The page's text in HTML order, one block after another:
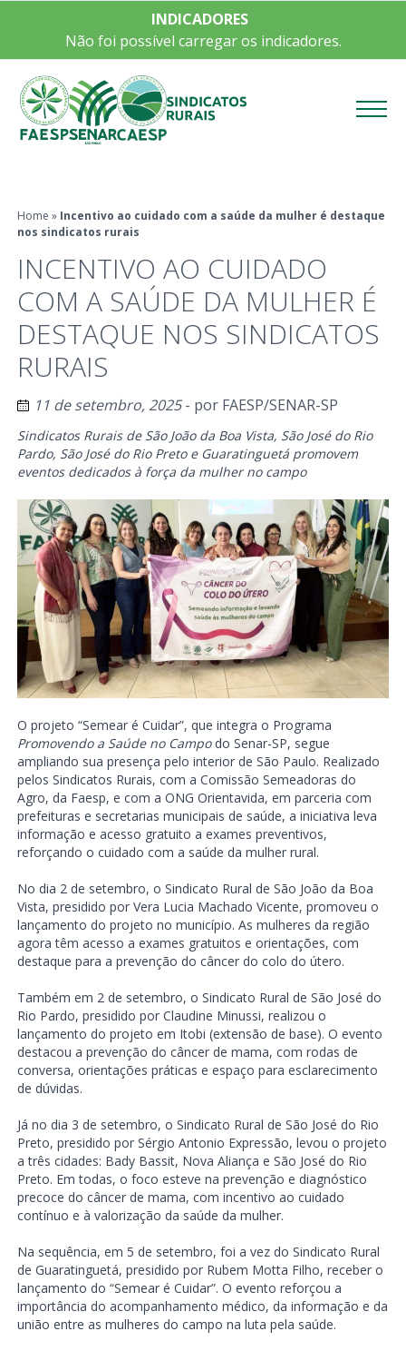
INDICADORES
Não foi possível carregar os indicadores.
Home » Incentivo ao cuidado com a saúde da mulher é destaque
nos sindicatos rurais
INCENTIVO AO CUIDADO
COM A SAÚDE DA MULHER É
DESTAQUE NOS SINDICATOS
RURAIS
11 de setembro, 2025- por FAESP/SENAR-SP
Sindicatos Rurais de São João da Boa Vista, São José do Rio
Pardo, São José do Rio Preto e Guaratinguetá promovem
eventos dedicados à força da mulher no campo
O projeto “Semear é Cuidar”, que integra o Programa
Promovendo a Saúde no Campodo Senar-SP, segue
ampliando sua presença pelo interior de São Paulo. Realizado
pelos Sindicatos Rurais, com a Comissão Semeadoras do
Agro, da Faesp, e com a ONG Orientavida, em parceria com
prefeituras e secretarias municipais de saúde, a iniciativa leva
informação e acesso gratuito a exames preventivos,
reforçando o cuidado com a saúde da mulher rural.
No dia 2 de setembro, o Sindicato Rural de São João da Boa
Vista, presidido por Vera Lucia Machado Vicente, promoveu o
lançamento do projeto no município. As mulheres da região
agora têm acesso a exames gratuitos e orientações, com
destaque para a prevenção do câncer do colo do útero.
Também em 2 de setembro, o Sindicato Rural de São José do
Rio Pardo, presidido por Claudine Minussi, realizou o
lançamento do projeto em Itobi (extensão de base). O evento
destacou a prevenção do câncer de mama, com rodas de
conversa, orientações práticas e espaço para esclarecimento
de dúvidas.
Já no dia 3 de setembro, o Sindicato Rural de São José do Rio
Preto, presidido por Sérgio Antonio Expressão, levou o projeto
a três cidades: Bady Bassit, Nova Aliança e São José do Rio
Preto. Em todas, o foco esteve na prevenção e diagnóstico
precoce do câncer de mama, com incentivo ao cuidado
contínuo e à valorização da saúde da mulher.
Na sequência, em 5 de setembro, foi a vez do Sindicato Rural
de Guaratinguetá, presidido por Rubem Motta Filho, receber o
lançamento do “Semear é Cuidar”. O evento reforçou a
importância do acompanhamento médico, da informação e da
união entre as mulheres do campo na luta pela saúde.